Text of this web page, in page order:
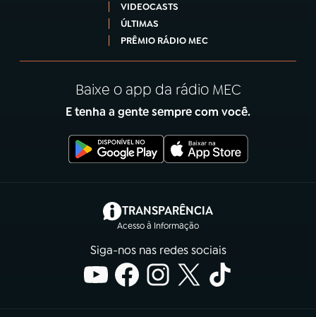
VIDEOCASTS
ÚLTIMAS
PRÊMIO RÁDIO MEC
Baixe o app da rádio MEC
E tenha a gente sempre com você.
TRANSPARÊNCIA
Acesso à Informação
(abre em nova aba)
Siga-nos nas redes sociais